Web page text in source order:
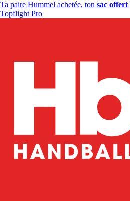
Ta paire Hummel achetée, ton sac offert
Topflight Pro